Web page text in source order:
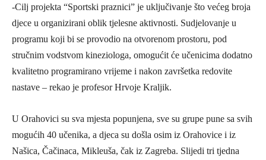
-Cilj projekta “Sportski praznici” je uključivanje što većeg broja
djece u organizirani oblik tjelesne aktivnosti. Sudjelovanje u
programu koji bi se provodio na otvorenom prostoru, pod
stručnim vodstvom kineziologa, omogućit će učenicima dodatno
kvalitetno programirano vrijeme i nakon završetka redovite
nastave – rekao je profesor Hrvoje Kraljik.
U Orahovici su sva mjesta popunjena, sve su grupe pune sa svih
mogućih 40 učenika, a djeca su došla osim iz Orahovice i iz
Našica, Čačinaca, Mikleuša, čak iz Zagreba. Slijedi tri tjedna